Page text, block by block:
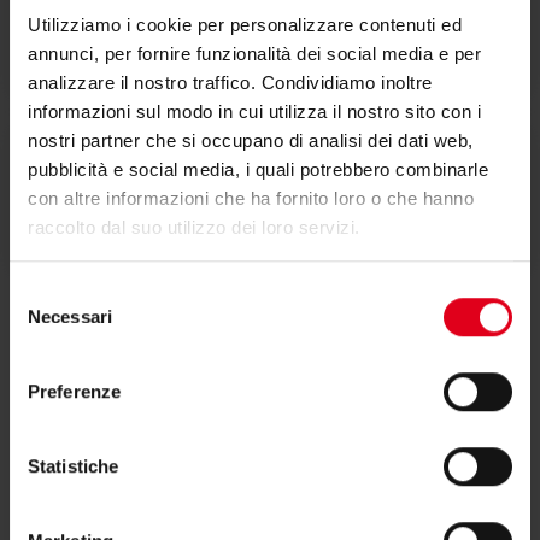
Utilizziamo i cookie per personalizzare contenuti ed
annunci, per fornire funzionalità dei social media e per
analizzare il nostro traffico. Condividiamo inoltre
informazioni sul modo in cui utilizza il nostro sito con i
nostri partner che si occupano di analisi dei dati web,
pubblicità e social media, i quali potrebbero combinarle
con altre informazioni che ha fornito loro o che hanno
raccolto dal suo utilizzo dei loro servizi.
delNecessari
Preferenze
Statistiche
Dichiarazione di conformità
Testi di capitolato
Hai bisogno di supporto per K375?
Se hai bisogno di ulteriori informazioni contatta il